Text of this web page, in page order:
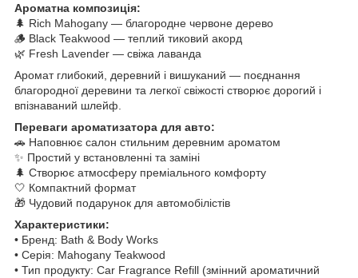
Ароматна композиція:
🌲 Rich Mahogany — благородне червоне дерево
🪵 Black Teakwood — теплий тиковий акорд
🌿 Fresh Lavender — свіжа лаванда
Аромат глибокий, деревний і вишуканий — поєднання
благородної деревини та легкої свіжості створює дорогий і
впізнаваний шлейф.
Переваги ароматизатора для авто:
🚗 Наповнює салон стильним деревним ароматом
✨ Простий у встановленні та заміні
🌲 Створює атмосферу преміального комфорту
🤍 Компактний формат
🎁 Чудовий подарунок для автомобілістів
Характеристики:
• Бренд: Bath & Body Works
• Серія: Mahogany Teakwood
• Тип продукту: Car Fragrance Refill (змінний ароматичний